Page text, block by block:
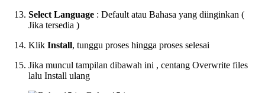
Select Language : Default atau Bahasa yang diinginkan (
Jika tersedia )
Klik Install, tunggu proses hingga proses selesai
Jika muncul tampilan dibawah ini , centang Overwrite files
lalu Install ulang